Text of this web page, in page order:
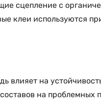
сцепление с
клеи используются
влияет на
на проблемных